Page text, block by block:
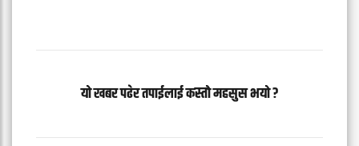
यो खबर पढेर तपाईलाई कस्तो महसुस भयो ?